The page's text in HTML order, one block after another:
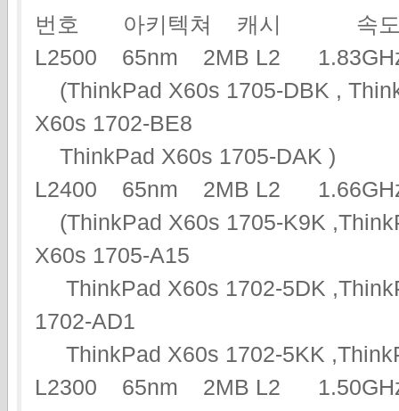
번호 아키텍쳐 캐시 속도
L2500 65nm 2MB L2
(ThinkPad X60s 1705-DBK ,
X60s 1702-BE8
ThinkPad X60s 1705-DAK )
L2400 65nm 2MB L2
(ThinkPad X60s 1705-K9K
X60s 1705-A15
ThinkPad X60s 1702-5DK
1702-AD1
ThinkPad X60s 1702-5KK
L2300 65nm 2MB L2